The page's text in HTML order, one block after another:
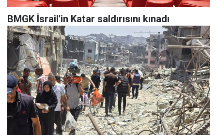
BMGK İsrail'in Katar saldırısını kınadı